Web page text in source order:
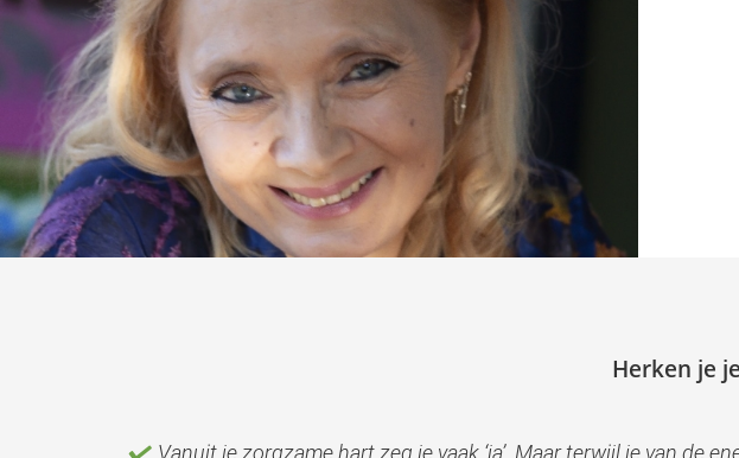
ken je je ze lf
Vanuit je zorgzame hart zeg je vaak ‘ja’. Maar terwijl je van de